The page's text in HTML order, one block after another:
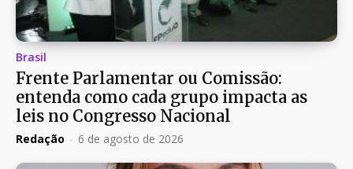
Brasil
Frente Parlamentar ou Comissão:
entenda como cada grupo impacta as
leis no Congresso Nacional
Redação - 6 de agosto de 2026